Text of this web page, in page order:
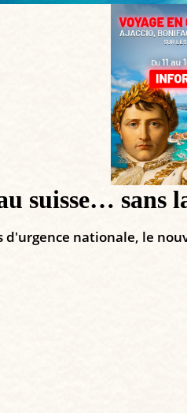
suisse… sans
nationale, le